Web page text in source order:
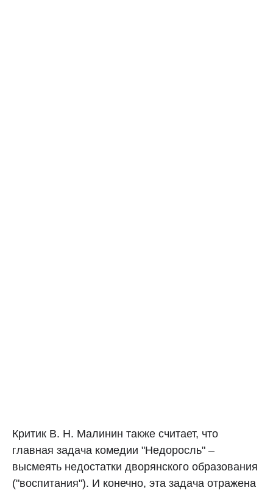
Критик В. Н. Малинин также считает, что
главная задача комедии "Недоросль" –
высмеять недостатки дворянского образования
("воспитания"). И конечно, эта задача отражена